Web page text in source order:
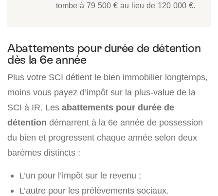
tombe à 79 500 € au lieu de 120 000 €.
Abattements pour durée de détention
dès la 6e année
Plus votre SCI détient le bien immobilier longtemps,
moins vous payez d’impôt sur la plus-value de la
SCI à IR. Les abattements pour durée de
détention démarrent à la 6e année de possession
du bien et progressent chaque année selon deux
barèmes distincts :
L’un pour l’impôt sur le revenu ;
L’autre pour les prélèvements sociaux.